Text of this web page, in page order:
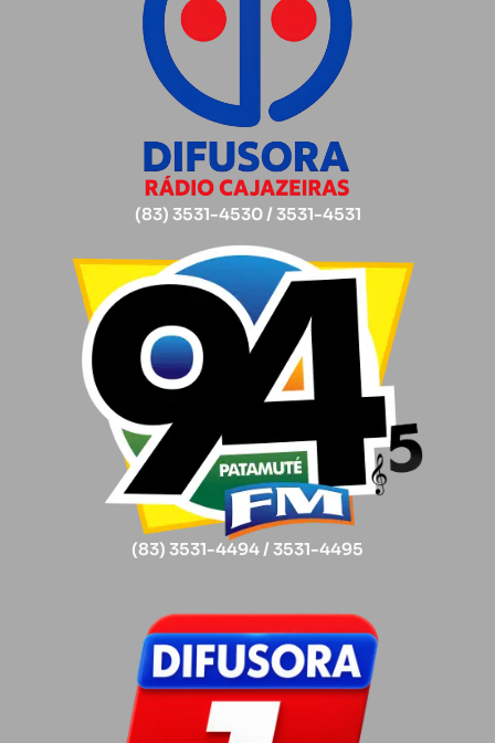
(83) 3531-4530 / 3531-4531
(83) 3531-4494 / 3531-4495